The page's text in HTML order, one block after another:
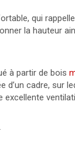
qui
la hauteur
à partir de bois
d’un cadre, sur